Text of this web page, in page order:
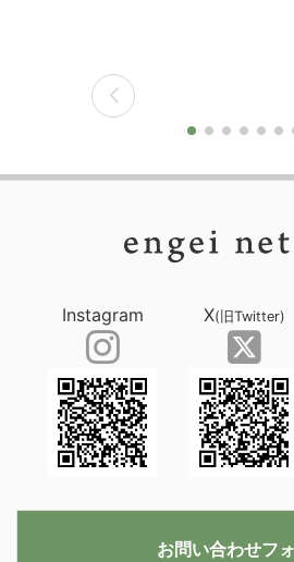
Instagram X(旧Twitter)
お問い合わせフ